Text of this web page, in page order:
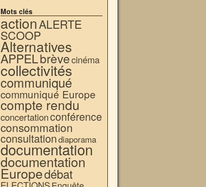
Mots clés
actionALERTE
SCOOP
Alternatives
APPELbrèvecinéma
collectivités
communiqué
communiqué Europe
compte rendu
concertationconférence
consommation
consultationdiaporama
documentation
documentation
Europedébat